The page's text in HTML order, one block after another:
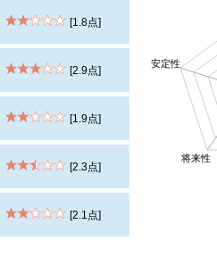
将来性
安定性
[1.8点]
[2.9点]
[1.9点]
[2.3点]
[2.1点]